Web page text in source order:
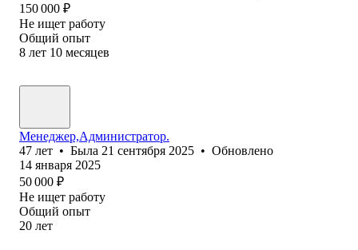
150 000 ₽
Не ищет работу
Общий опыт
8 лет 10 месяцев
Менеджер,Администратор.
47 лет • Была 21 сентября 2025 • Обновлено
14 января 2025
50 000 ₽
Не ищет работу
Общий опыт
20 лет